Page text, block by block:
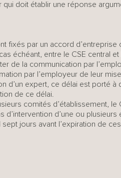
doit établir une réponse
fixés par un accord d’entreprise
échéant, entre le CSE central et
de la communication par
par l’employeur de leur
d’un expert, ce délai est porté à
de ce délai.
comités d’établissement,
d’une ou plusieurs
jours avant l’expiration de